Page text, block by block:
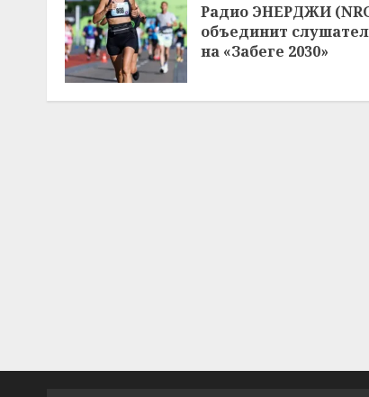
Радио ЭНЕРДЖИ
объединит
на «Забеге 2030»